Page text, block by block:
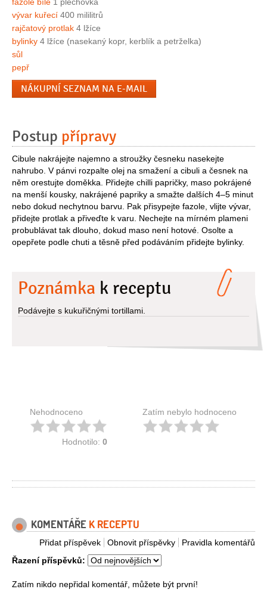
vývar kuřecí 400 mililitrů
rajčatový protlak 4 lžíce
bylinky 4 lžíce (nasekaný kopr, kerblík a petrželka)
sůl
pepř
NÁKUPNÍ SEZNAM NA E-MAIL
Postup přípravy
Cibule nakrájejte najemno a stroužky česneku nasekejte
nahrubo. V pánvi rozpalte olej na smažení a cibuli a česnek na
něm orestujte doměkka. Přidejte chilli papričky, maso pokrájené
na menší kousky, nakrájené papriky a smažte dalších 4–5 minut
nebo dokud nechytnou barvu. Pak přisypejte fazole, vlijte vývar,
přidejte protlak a přiveďte k varu. Nechejte na mírném plameni
probublávat tak dlouho, dokud maso není hotové. Osolte a
opepřete podle chuti a těsně před podáváním přidejte bylinky.
Poznámka k receptu
Podávejte s kukuřičnými tortillami.
Nehodnoceno
Hodnotilo: 0
Zatím nebylo hodnoceno
KOMENTÁŘE K RECEPTU
Pravidla komentářů
Obnovit příspěvky
Přidat příspěvek
Řazení příspěvků:
Zatím nikdo nepřidal komentář, můžete být první!